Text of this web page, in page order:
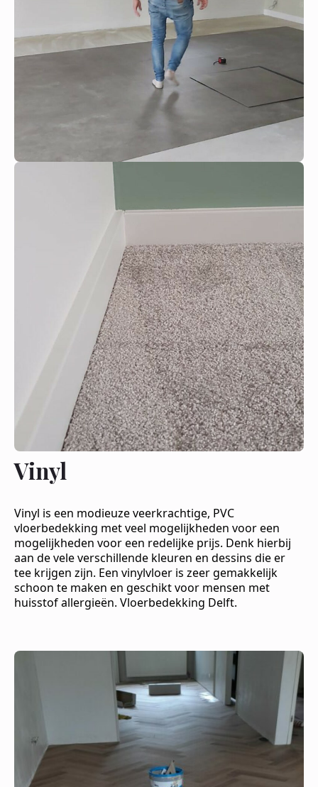
Vinyl
Vinyl is een modieuze veerkrachtige, PVC
vloerbedekking met veel mogelijkheden voor een
mogelijkheden voor een redelijke prijs. Denk hierbij
aan de vele verschillende kleuren en dessins die er
tee krijgen zijn. Een vinylvloer is zeer gemakkelijk
schoon te maken en geschikt voor mensen met
huisstof allergieën. Vloerbedekking Delft.